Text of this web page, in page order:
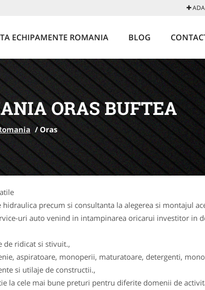
ECHIPAMENTE ROMANIA BLOG
ORAS BUFTEA
/Oras
precum si consultanta la alegerea si montajul
uri auto venind in intampinarea oricarui investitor in
de ridicat si stivuit.,
aspiratoare, monoperii, maturatoare, detergenti,
si utilaje de constructii.,
la cele mai bune preturi pentru diferite domenii de